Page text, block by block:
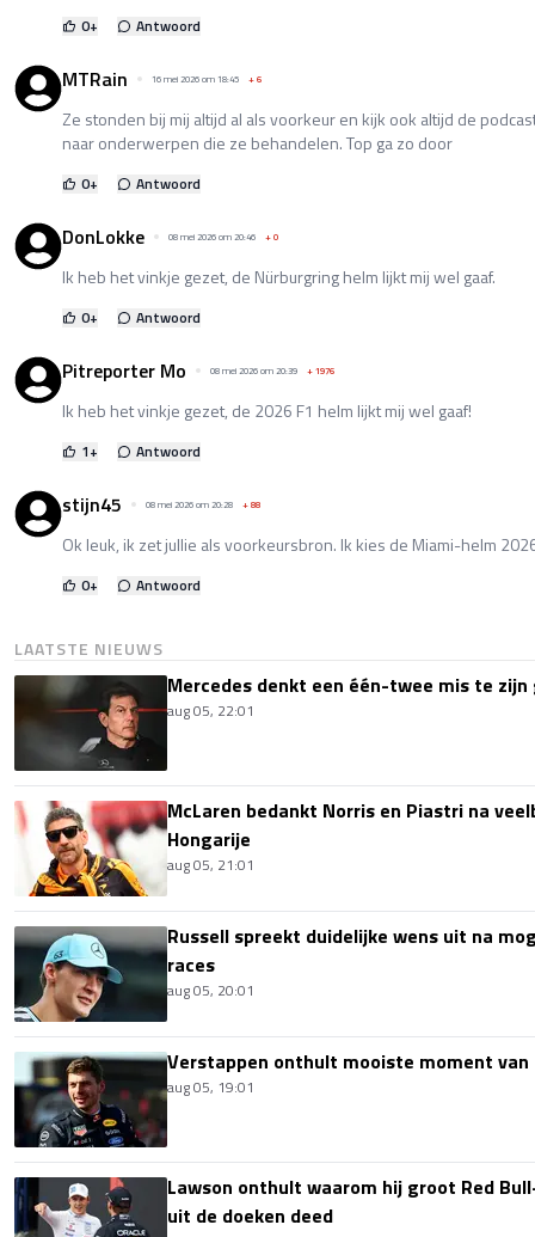
0+ Antwoord
MTRain 16 mei 2026 om 18:45 +6
Ze stonden bij mij altijd al als voorkeur en kijk ook altijd de
naar onderwerpen die ze behandelen. Top ga zo door
0+ Antwoord
DonLokke 08 mei 2026 om 20:46 +0
Ik heb het vinkje gezet, de Nürburgring helm lijkt mij wel gaaf.
0+ Antwoord
Pitreporter Mo 08 mei 2026 om 20:39 +1976
Ik heb het vinkje gezet, de 2026 F1 helm lijkt mij wel gaaf!
1+ Antwoord
stijn45 08 mei 2026 om 20:28 +88
Ok leuk, ik zet jullie als voorkeursbron. Ik kies de Miami-helm
0+ Antwoord
LAATSTE NIEUWS
Mercedes denkt een één-twee mis te
aug 05, 22:01
McLaren bedankt Norris en Piastri na
Hongarije
aug 05, 21:01
Russell spreekt duidelijke wens uit na
races
aug 05, 20:01
Verstappen onthult mooiste moment van
aug 05, 19:01
Lawson onthult waarom hij groot Red
uit de doeken deed